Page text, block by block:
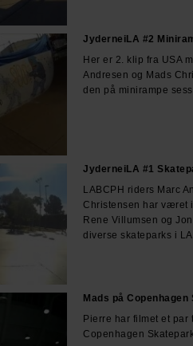
JyderneiLA #2
Her er 2. klip fra USA
Andresen og Mads
den på minirampe
JyderneiLA #1
LABCPH riders Marc
Christensen har været
Rene Villumsen og
diverse skateparks i
Mads på
Pierre har filmet et
Copenhagen